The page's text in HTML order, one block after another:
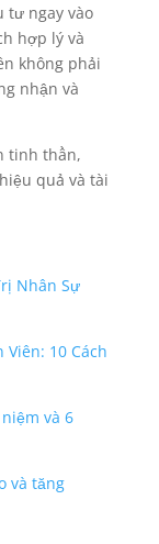
tư ngay vào
hợp lý và
không phải
nhận và
tinh thần,
quả và tài
Nhân Sự
Viên: 10 Cách
và 6
và tăng